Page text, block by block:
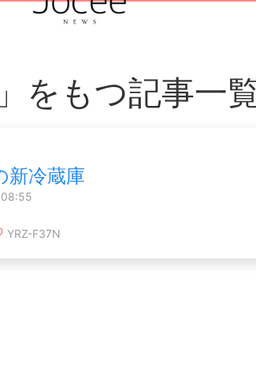
をもつ記事一
新冷蔵庫
YRZ-F37N